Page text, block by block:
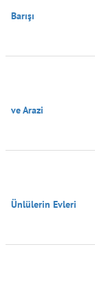
Barışı
ve Arazi
Ünlülerin Evleri